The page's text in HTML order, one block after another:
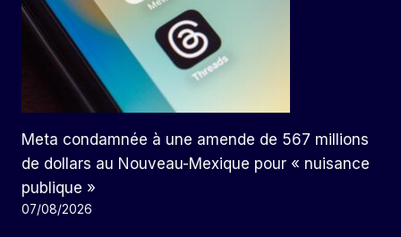
Meta condamnée à une amende de 567 millions
de dollars au Nouveau-Mexique pour « nuisance
publique »
07/08/2026